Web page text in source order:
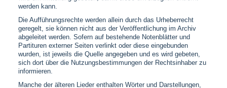
werden kann.
Die Aufführungsrechte werden allein durch das Urheberrecht
geregelt, sie können nicht aus der Veröffentlichung im Archiv
abgeleitet werden. Sofern auf bestehende Notenblätter und
Partituren externer Seiten verlinkt oder diese eingebunden
wurden, ist jeweils die Quelle angegeben und es wird gebeten,
sich dort über die Nutzungsbestimmungen der Rechtsinhaber zu
informieren.
Manche der älteren Lieder enthalten Wörter und Darstellungen,